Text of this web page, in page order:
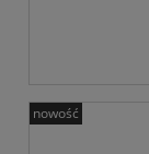
nowość